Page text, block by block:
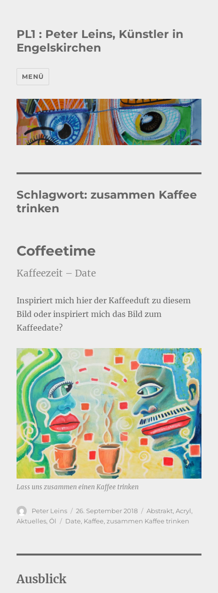
PL1 : Peter Leins, Künstler in
Engelskirchen
MENÜ
Schlagwort:zusammen Kaffee
trinken
Coffeetime
Kaffeezeit – Date
Inspiriert mich hier der Kaffeeduft zu diesem
Bild oder inspiriert mich das Bild zum
Kaffeedate?
Lass uns zusammen einen Kaffee trinken
Autor
Peter Leins
Veröffentlicht
am
26. September 2018 Kategorien
Abstrakt,Acryl,
Aktuelles,Öl Schlagwörter
Date, Kaffee,zusammen Kaffee trinken
Ausblick